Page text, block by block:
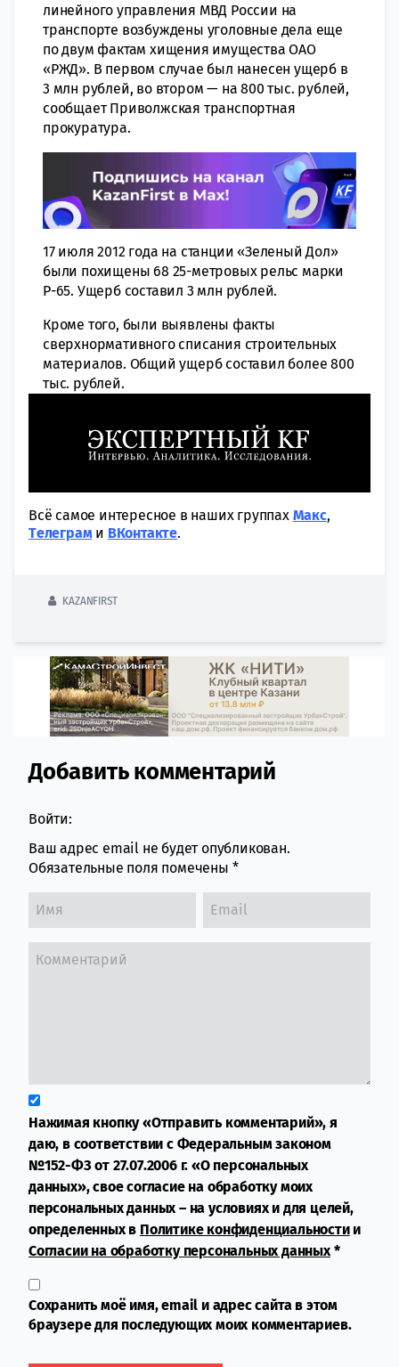
линейного управления МВД России на
транспорте возбуждены уголовные дела еще
по двум фактам хищения имущества ОАО
«РЖД». В первом случае был нанесен ущерб в
3 млн рублей, во втором — на 800 тыс. рублей,
сообщает Приволжская транспортная
прокуратура.
17 июля 2012 года на станции «Зеленый Дол»
были похищены 68 25-метровых рельс марки
Р-65. Ущерб составил 3 млн рублей.
Кроме того, были выявлены факты
сверхнормативного списания строительных
материалов. Общий ущерб составил более 800
тыс. рублей.
Всё самое интересное в наших группах Макс,
Tелеграми ВКонтакте.
KAZANFIRST
Comment section
Добавить комментарий
Войти:
Ваш адрес email не будет опубликован.
Обязательные поля помечены *
Нажимая кнопку «Отправить комментарий», я
даю, в соответствии с Федеральным законом
№152-ФЗ от 27.07.2006 г. «О персональных
данных», свое согласие на обработку моих
персональных данных – на условиях и для целей,
определенных в Политике конфиденциальностии
Согласии на обработку персональных данных*
Сохранить моё имя, email и адрес сайта в этом
браузере для последующих моих комментариев.